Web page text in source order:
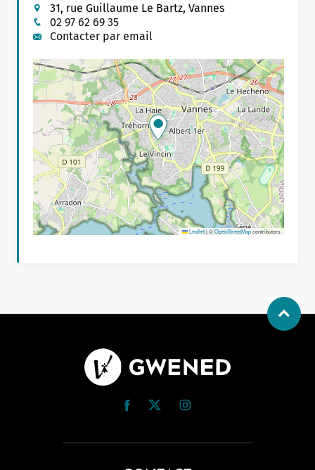
31, rue Guillaume Le Bartz, Vannes
02 97 62 69 35
Contacter par email
Leaflet|©OpenStreetMapcontributors